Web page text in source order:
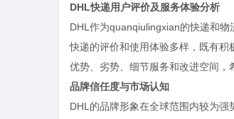
DHL快递用户评价及服务体验分析
DHL作为quanqiulingxian的快递和
快递的评价和使用体验多样，既有
优势、劣势、细节服务和改进空间，
品牌信任度与市场认知
DHL的品牌形象在全球范围内较为